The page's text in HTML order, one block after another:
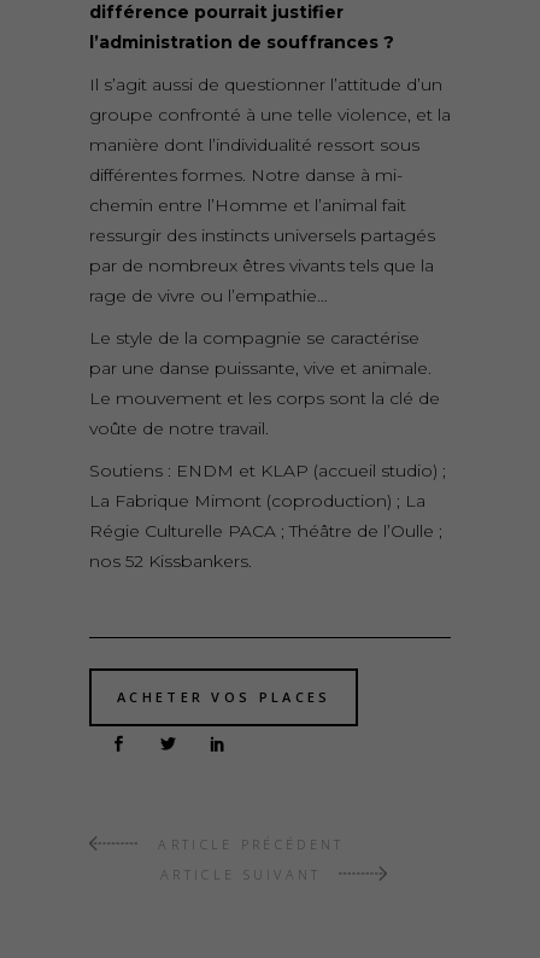
différence pourrait justifier
l’administration de souffrances ?
Il s’agit aussi de questionner l’attitude d’un
groupe confronté à une telle violence, et la
manière dont l’individualité ressort sous
différentes formes. Notre danse à mi-
chemin entre l’Homme et l’animal fait
ressurgir des instincts universels partagés
par de nombreux êtres vivants tels que la
rage de vivre ou l’empathie…
Le style de la compagnie se caractérise
par une danse puissante, vive et animale.
Le mouvement et les corps sont la clé de
voûte de notre travail.
Soutiens : ENDM et KLAP (accueil studio) ;
La Fabrique Mimont (coproduction) ; La
Régie Culturelle PACA ; Théâtre de l’Oulle ;
nos 52 Kissbankers.
ACHETER VOS PLACES
ARTICLE PRÉCÉDENT
ARTICLE SUIVANT